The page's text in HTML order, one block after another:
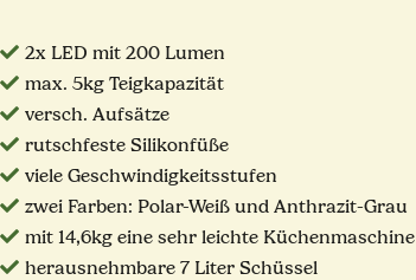
2x LED mit 200 Lumen
max. 5kg Teigkapazität
versch. Aufsätze
rutschfeste Silikonfüße
viele Geschwindigkeitsstufen
zwei Farben: Polar-Weiß und Anthrazit-Grau
mit 14,6kg eine sehr leichte Küchenmaschine
herausnehmbare 7 Liter Schüssel